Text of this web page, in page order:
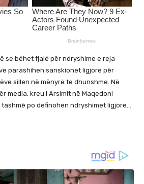
se bëhet fjalë për ndryshime e reja
parashihen sanskionet ligjore për
sillen në mënyrë të dhunshme. Në
media, kreu i Arsimit në Maqedoni
po definohen ndryshimet ligjore…